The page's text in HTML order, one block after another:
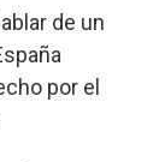
de un
por el